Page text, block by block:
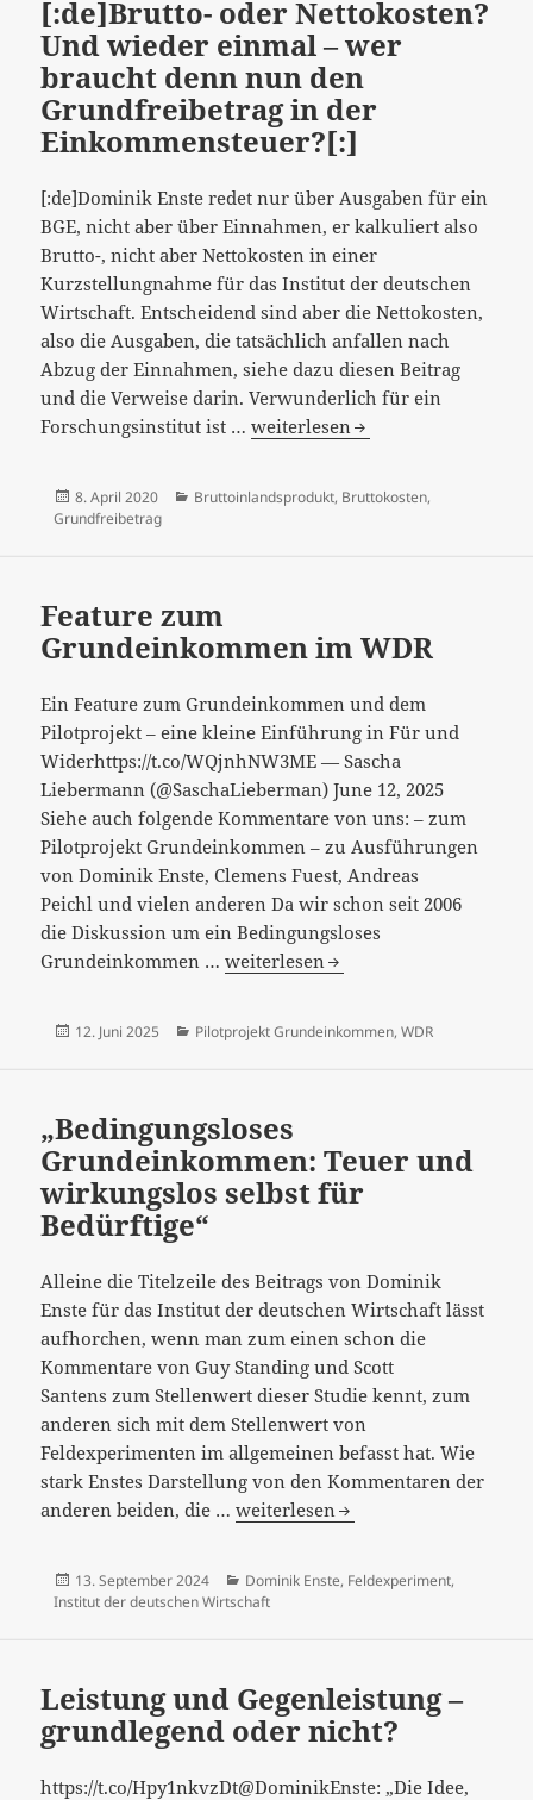
Für
Experimente:
Jürgen
Schupp,
dagegen:
Enste…
[:]
[:de]Brutto- oder Nettokosten?
Und wieder einmal – wer
braucht denn nun den
Grundfreibetrag in der
Einkommensteuer?[:]
[:de]Dominik Enste redet nur über Ausgaben für ein
BGE, nicht aber über Einnahmen, er kalkuliert also
Brutto-, nicht aber Nettokosten in einer
Kurzstellungnahme für das Institut der deutschen
Wirtschaft. Entscheidend sind aber die Nettokosten,
also die Ausgaben, die tatsächlich anfallen nach
Abzug der Einnahmen, siehe dazu diesen Beitrag
und die Verweise darin. Verwunderlich für ein
Forschungsinstitut ist …[:de]Brutto-
Und
braucht
nun
den
Grundfreibetrag
in
der
Einkommensteuer?
[:]
weiterlesen
Veröffentlicht
am
8. April 2020 Kategorien
Bruttoinlandsprodukt, Bruttokosten,
Grundfreibetrag
Feature zum
Grundeinkommen im WDR
Ein Feature zum Grundeinkommen und dem
Pilotprojekt – eine kleine Einführung in Für und
Widerhttps://t.co/WQjnhNW3ME — Sascha
Liebermann (@SaschaLieberman) June 12, 2025
Siehe auch folgende Kommentare von uns: – zum
Pilotprojekt Grundeinkommen – zu Ausführungen
von Dominik Enste, Clemens Fuest, Andreas
Peichl und vielen anderen Da wir schon seit 2006
die Diskussion um ein Bedingungsloses
Grundeinkommen …Feature
im
weiterlesen
Veröffentlicht
12. Juni 2025 Kategorien
Pilotprojekt Grundeinkommen, WDR
„Bedingungsloses
Grundeinkommen: Teuer und
wirkungslos selbst für
Bedürftige“
Alleine die Titelzeile des Beitrags von Dominik
Enste für das Institut der deutschen Wirtschaft lässt
aufhorchen, wenn man zum einen schon die
Kommentare von Guy Standing und Scott
Santens zum Stellenwert dieser Studie kennt, zum
anderen sich mit dem Stellenwert von
Feldexperimenten im allgemeinen befasst hat. Wie
stark Enstes Darstellung von den Kommentaren der
anderen beiden, die …„Bedingungsloses
und
Bedürftige“
weiterlesen
Veröffentlicht
am
13. September 2024 Kategorien
Dominik Enste, Feldexperiment,
Institut der deutschen Wirtschaft
Leistung und Gegenleistung –
grundlegend oder nicht?
https://t.co/Hpy1nkvzDt@DominikEnste: „Die Idee,